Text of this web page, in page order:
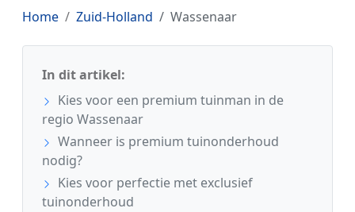
Home Zuid-Holland Wassenaar
In dit artikel:
Kies voor een premium tuinman in de
regio Wassenaar
Wanneer is premium tuinonderhoud
nodig?
Kies voor perfectie met exclusief
tuinonderhoud